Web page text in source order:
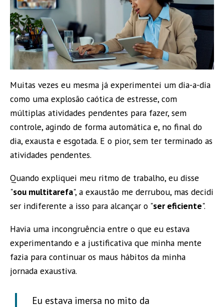
Muitas vezes eu mesma já experimentei um dia-a-dia
como uma explosão caótica de estresse, com
múltiplas atividades pendentes para fazer, sem
controle, agindo de forma automática e, no final do
dia, exausta e esgotada. E o pior, sem ter terminado as
atividades pendentes.
Quando expliquei meu ritmo de trabalho, eu disse
"sou multitarefa", a exaustão me derrubou, mas decidi
ser indiferente a isso para alcançar o "ser eficiente".
Havia uma incongruência entre o que eu estava
experimentando e a justificativa que minha mente
fazia para continuar os maus hábitos da minha
jornada exaustiva.
Eu estava imersa no mito da